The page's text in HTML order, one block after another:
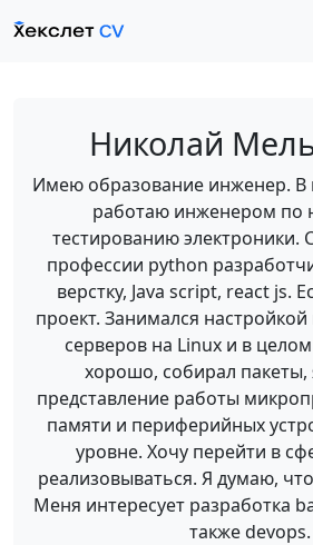
Николай
Имею образование инженер. В
работаю инженером по
тестированию электроники.
профессии python
верстку, Java script, react js.
проект. Занимался
серверов на Linux и в
хорошо, собирал
представление работы
памяти и периферийных
уровне. Хочу перейти в
реализовываться. Я думаю,
Меня интересует разработка
также devops.